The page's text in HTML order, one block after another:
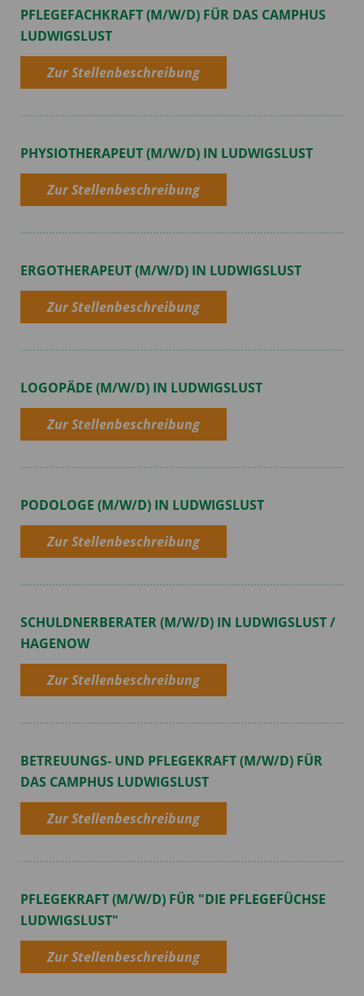
PFLEGEFACHKRAFT (M/W/D) FÜR DAS CAMPHUS
LUDWIGSLUST
Zur Stellenbeschreibung
PHYSIOTHERAPEUT (M/W/D) IN LUDWIGSLUST
Zur Stellenbeschreibung
ERGOTHERAPEUT (M/W/D) IN LUDWIGSLUST
Zur Stellenbeschreibung
LOGOPÄDE (M/W/D) IN LUDWIGSLUST
Zur Stellenbeschreibung
PODOLOGE (M/W/D) IN LUDWIGSLUST
Zur Stellenbeschreibung
SCHULDNERBERATER (M/W/D) IN LUDWIGSLUST /
HAGENOW
Zur Stellenbeschreibung
BETREUUNGS- UND PFLEGEKRAFT (M/W/D) FÜR
DAS CAMPHUS LUDWIGSLUST
Zur Stellenbeschreibung
PFLEGEKRAFT (M/W/D) FÜR "DIE PFLEGEFÜCHSE
LUDWIGSLUST"
Zur Stellenbeschreibung